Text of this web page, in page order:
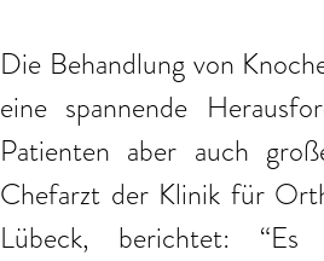
Die Behandlung von
eine spannende
Patienten aber auch
Chefarzt der Klinik für
Lübeck, berichtet: